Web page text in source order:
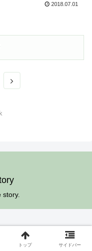
2018.07.01
次
story.
トップ サイドバー